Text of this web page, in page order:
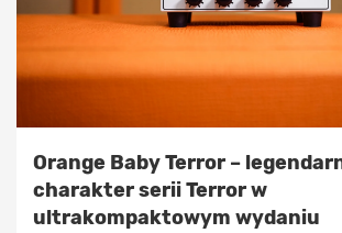
Orange Baby Terror –
charakter serii Terror w
ultrakompaktowym wydaniu